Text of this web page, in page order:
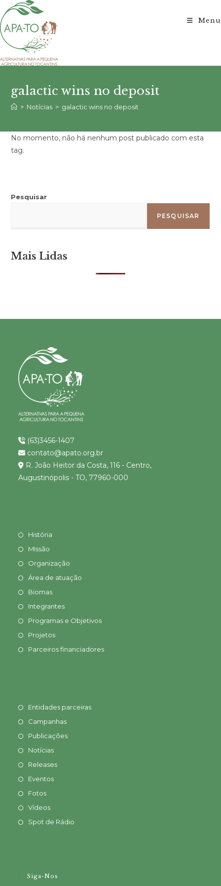
para
o
conteúdo
Menu
galactic wins no deposit
> Notícias > galactic wins no deposit
No momento, não há nenhum post publicado com esta
tag.
Pesquisar
PESQUISAR
Mais Lidas
(63)3456-1407
contato@apato.org.br
R. João Heitor da Costa, 116 - Centro,
Augustinópolis - TO, 77960-000
História
MIssão
Organização
Área de atuação
Biomas
Integrantes
Programas e Objetivos
Projetos
Parceiros financiadores
Entidades parceiras
Campanhas
Publicações
Notícias
Releases
Eventos
Fotos
Vídeos
Spot de Rádio
Siga-Nos